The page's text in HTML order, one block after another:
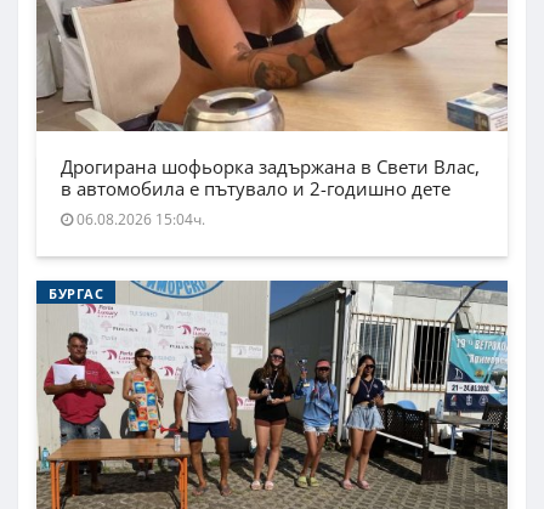
Дрогирана шофьорка задържана в Свети Влас,
в автомобила е пътувало и 2-годишно дете
06.08.2026 15:04ч.
БУРГАС